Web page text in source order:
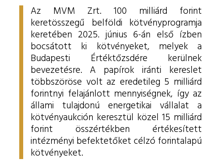
Az MVM Zrt. 100 milliárd forint
keretösszegű belföldi kötvényprogramja
keretében 2025. június 6-án első ízben
bocsátott ki kötvényeket, melyek a
Budapesti Értéktőzsdére kerülnek
bevezetésre. A papírok iránti kereslet
többszöröse volt az eredetileg 5 milliárd
forintnyi felajánlott mennyiségnek, így az
állami tulajdonú energetikai vállalat a
kötvényaukción keresztül közel 15 milliárd
forint összértékben értékesített
intézményi befektetőket célzó forintalapú
kötvényeket.